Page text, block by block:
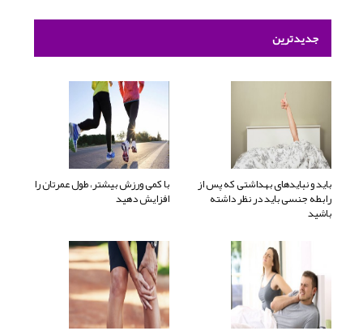
جدیدترین
باید و نبایدهای بهداشتی که پس از
رابطه جنسی باید در نظر داشته
باشید
با کمی ورزش بیشتر، طول عمرتان را
افزایش دهید